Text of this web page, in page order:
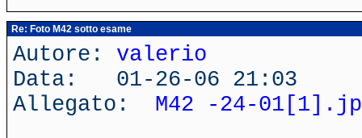
Re: Foto M42 sotto esame
Autore: valerio
Data: 01-26-06 21:03
Allegato: M42 -24-